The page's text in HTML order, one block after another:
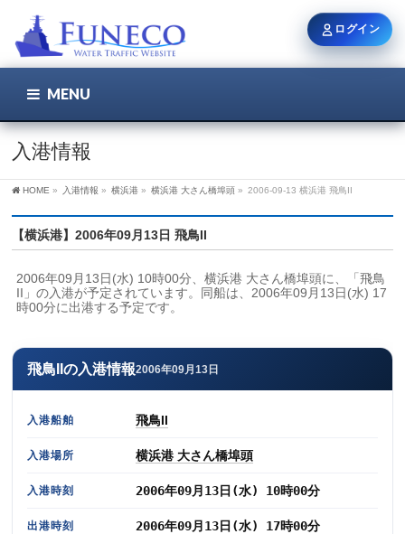
MENU
入港情報
HOME » 入港情報 » 横浜港 » 横浜港 大さん橋埠頭 » 2006-09-13 横浜港 飛鳥II
【横浜港】2006年09月13日 飛鳥II
2006年09月13日(水) 10時00分、横浜港 大さん橋埠頭に、「飛鳥
II」の入港が予定されています。同船は、2006年09月13日(水) 17
時00分に出港する予定です。
飛鳥IIの入港情報2006年09月13日
入港船舶 飛鳥II
入港場所 横浜港 大さん橋埠頭
入港時刻 2006年09月13日(水) 10時00分
出港時刻 2006年09月13日(水) 17時00分
ログイン
ユーザー名 / メール
ログイン状態を保持
新規登録 パスワードを忘れた方